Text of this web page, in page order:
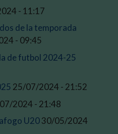
- 11:17
de la temporada
- 09:45
de futbol 2024-25
25/07/2024 - 21:52
2024 - 21:48
U2030/05/2024